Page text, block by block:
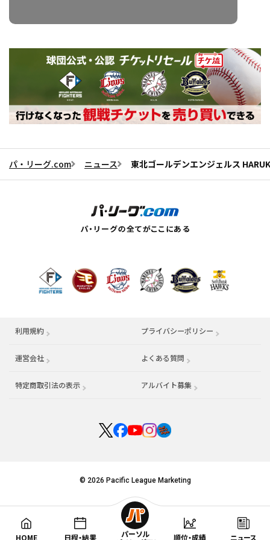
パ・リーグ.com ニュース 東北ゴールデンエンジェルス
利用規約 プライバシーポリシー
運営会社 （別ウィンドウで開く） よくある質問
特定商取引法の表示 アルバイト募集 （別ウィンドウで開く
© 2026 Pacific League Marketing
HOME 日程・結果
パーソル
順位・成績 ニュース